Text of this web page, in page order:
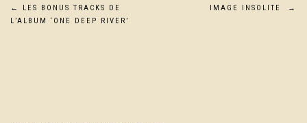
Navigation
←
LES BONUS TRACKS DE
L’ALBUM ‘ONE DEEP RIVER’
IMAGE INSOLITE →